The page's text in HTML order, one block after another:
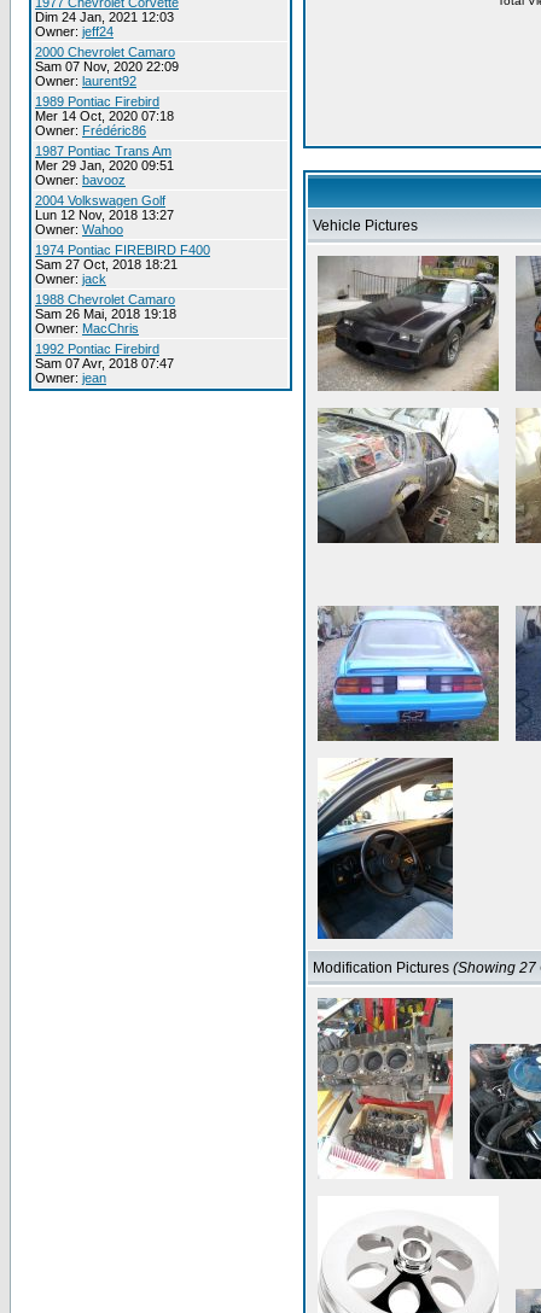
Dim 24 Jan, 2021 12:03
Owner: jeff24
2000 Chevrolet Camaro
Sam 07 Nov, 2020 22:09
Owner: laurent92
1989 Pontiac Firebird
Mer 14 Oct, 2020 07:18
Owner: Frédéric86
1987 Pontiac Trans Am
Mer 29 Jan, 2020 09:51
Owner: bavooz
2004 Volkswagen Golf
Lun 12 Nov, 2018 13:27
Owner: Wahoo
1974 Pontiac FIREBIRD F400
Sam 27 Oct, 2018 18:21
Owner: jack
1988 Chevrolet Camaro
Sam 26 Mai, 2018 19:18
Owner: MacChris
1992 Pontiac Firebird
Sam 07 Avr, 2018 07:47
Owner: jean
Vehicle Pictures
Modification Pictures (Showing 27